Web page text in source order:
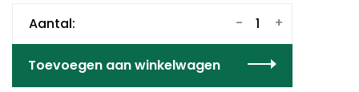
Aantal: +
-
Toevoegen aan winkelwagen